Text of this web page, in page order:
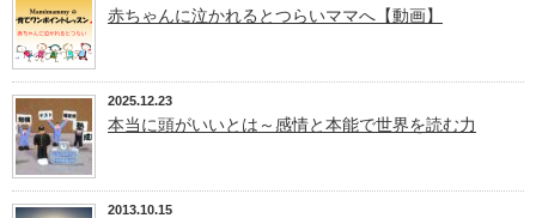
赤ちゃんに泣かれるとつらいママへ【動画】
2025.12.23
本当に頭がいいとは～感情と本能で世界を読む力
2013.10.15